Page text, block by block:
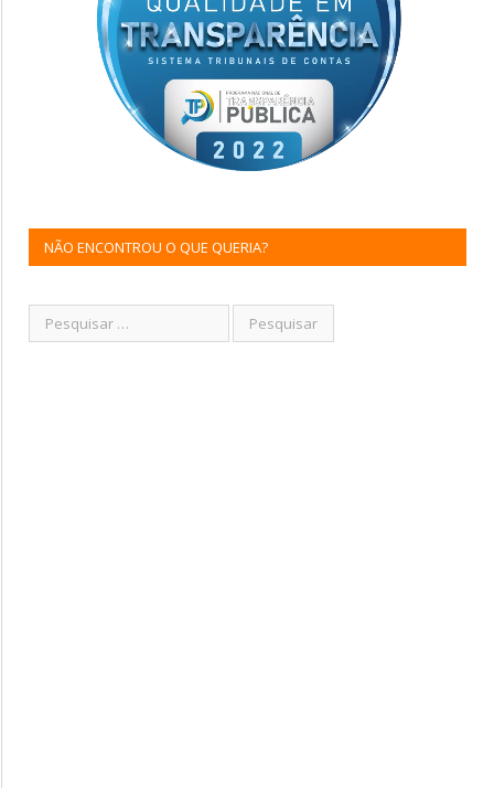
NÃO ENCONTROU O QUE QUERIA?